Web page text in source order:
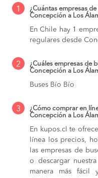
1
¿Cuántas empresas
Concepción a Los
En Chile hay 1
regulares desde
2
¿Cuáles empresas de
Concepción a Los
Buses Bío Bío
3
¿Cómo comprar en
Concepción a Los
En kupos.cl te
línea los precios,
las empresas de
o descargar
manera más fácil